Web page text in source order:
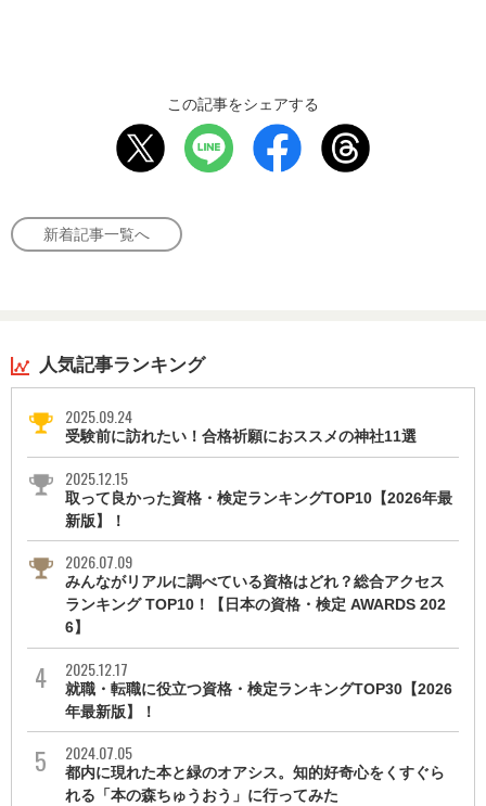
この記事をシェアする
新着記事一覧へ
人気記事ランキング
2025.09.24
受験前に訪れたい！合格祈願におススメの神社11選
2025.12.15
取って良かった資格・検定ランキングTOP10【2026年最
新版】！
2026.07.09
みんながリアルに調べている資格はどれ？総合アクセス
ランキング TOP10！【日本の資格・検定 AWARDS 202
6】
2025.12.17
就職・転職に役立つ資格・検定ランキングTOP30【2026
年最新版】！
2024.07.05
都内に現れた本と緑のオアシス。知的好奇心をくすぐら
れる「本の森ちゅうおう」に行ってみた